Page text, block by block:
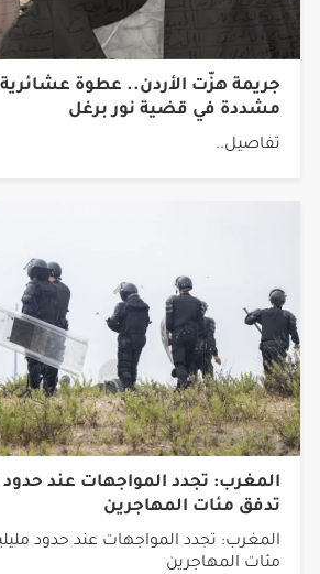
جريمة هزّت الأردن.. عطوة
مشددة في قضية نور برغل
تفاصيل..
المغرب: تجدد المواجهات عند
تدفق مئات المهاجرين
المغرب: تجدد المواجهات عند حدود
مئات المهاجرين